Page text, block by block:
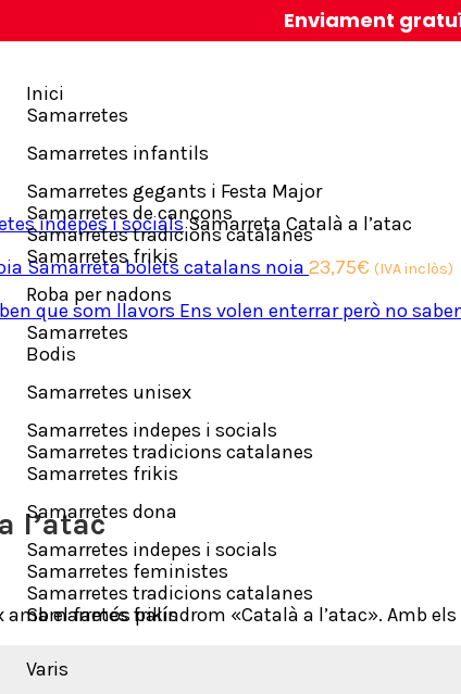
Enviament
Inici
Samarretes
Samarretes infantils
Samarretes gegants i Festa Major
Samarretes de cançons
Samarretes tradicions catalanes
Samarretes frikis
Roba per nadons
Samarretes
Bodis
Samarretes unisex
Samarretes indepes i socials
Samarretes tradicions catalanes
Samarretes frikis
Samarretes dona
Samarretes indepes i socials
Samarretes feministes
Samarretes tradicions catalanes
Samarretes frikis
Varis
indepes i socialsSamarreta Català a l’atac
Samarreta bolets catalans noia 23,75€ (IVA inclòs)
Ens volen enterrar però no
l’atac
el famós palíndrom «Català a l’atac». Amb els